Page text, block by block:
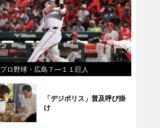
プロ野球・広島７―１１巨人
「デジポリス」普及呼び掛
け